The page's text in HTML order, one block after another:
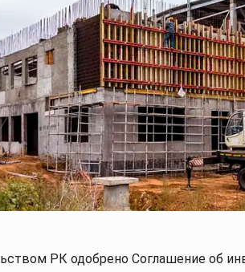
РК одобрено Соглашение об